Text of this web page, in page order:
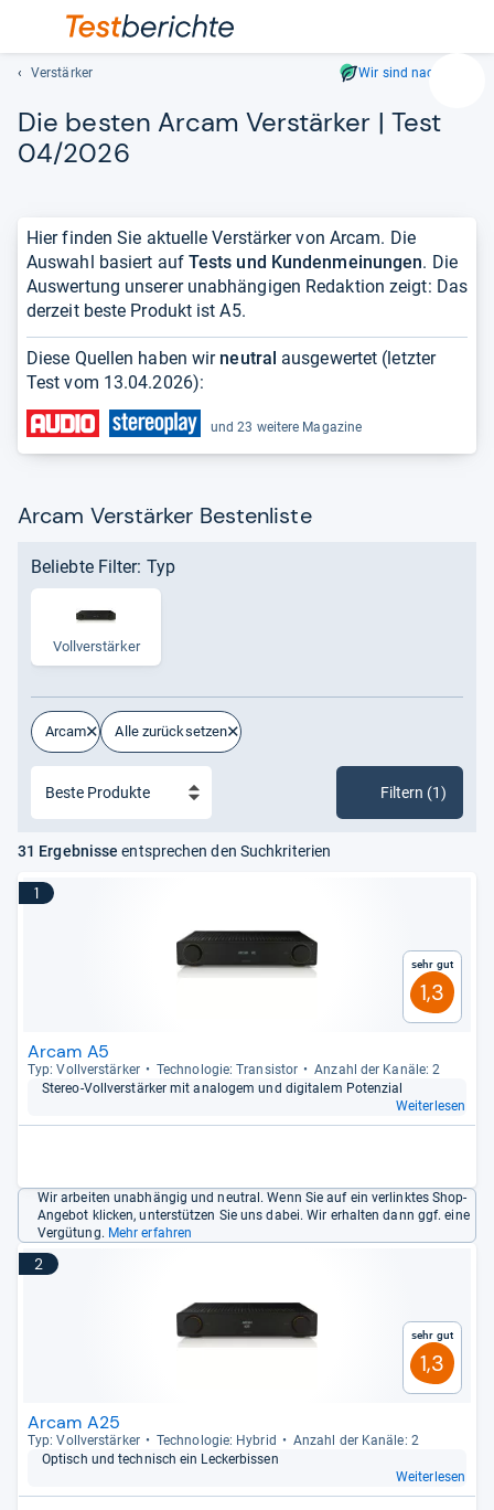
Geben
und
lassen
Verstärker Wir sind nachhaltig
Die bes­ten Arcam Ver­stär­ker | Test
04/2026
Hier finden Sie aktuelle Verstärker von Arcam. Die
Auswahl basiert auf Tests und Kundenmeinungen. Die
Auswertung unserer unabhängigen Redaktion zeigt: Das
derzeit beste Produkt ist A5.
Diese Quellen haben wir neutral ausgewertet (letzter
Test vom 13.04.2026):
und 23 weitere Magazine
Arcam Verstärker Bestenliste
Beliebte Filter: Typ
Voll­ver­stär­ker
Arcam Alle zurücksetzen
Filtern (1)
31 Ergebnisse entsprechen den Suchkriterien
1
Sehr gut
1,3
Arcam A5
Typ: Voll­ver­stär­ker Tech­no­lo­gie: Tran­sis­tor
Anzahl der Kanäle: 2
Ste­reo-​Voll­ver­stär­ker mit ana­lo­gem und digi­ta­lem Poten­zial
Weiterlesen
Wir arbeiten unabhängig und neutral. Wenn Sie auf ein verlinktes Shop-
Angebot klicken, unterstützen Sie uns dabei. Wir erhalten dann ggf. eine
Vergütung. Mehr erfahren
2
Sehr gut
1,3
Arcam A25
Typ: Voll­ver­stär­ker Tech­no­lo­gie: Hybrid
Anzahl der Kanäle: 2
Optisch und tech­nisch ein Lecker­bis­sen
Weiterlesen